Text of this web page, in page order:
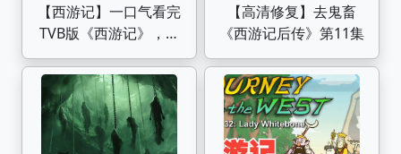
【西游记】一口气看完
TVB版《西游记》，翻
拍经典的巅峰之作！
【高清修复】去鬼畜
《西游记后传》第11集